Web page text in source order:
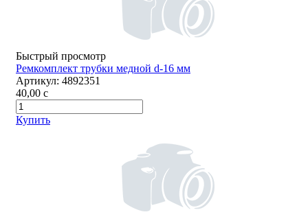
Быстрый просмотр
Ремкомплект трубки медной d-16 мм
Артикул: 4892351
40,00 c
Купить